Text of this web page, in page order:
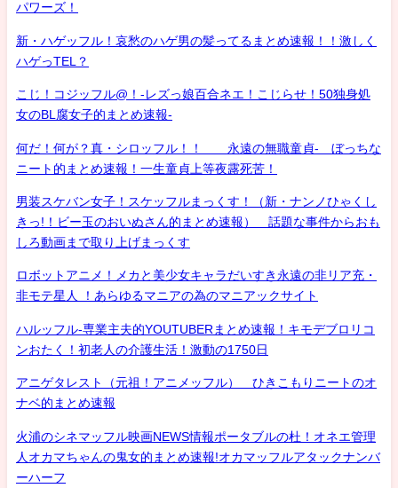
パワーズ！
新・ハゲッフル！哀愁のハゲ男の髪ってるまとめ速報！！激しく
ハゲっTEL？
こじ！コジッフル@！-レズっ娘百合ネエ！こじらせ！50独身処
女のBL腐女子的まとめ速報-
何だ！何が？真・シロッフル！！ 永遠の無職童貞- ぼっちな
ニート的まとめ速報！一生童貞上等夜露死苦！
男装スケバン女子！スケッフルまっくす！（新・ナンノひゃくし
きっ!！ビー玉のおいぬさん的まとめ速報） 話題な事件からおも
しろ動画まで取り上げまっくす
ロボットアニメ！メカと美少女キャラだいすき永遠の非リア充・
非モテ星人 ！あらゆるマニアの為のマニアックサイト
ハルッフル-専業主夫的YOUTUBERまとめ速報！キモデブロリコ
ンおたく！初老人の介護生活！激動の1750日
アニゲタレスト（元祖！アニメッフル） ひきこもりニートのオ
ナベ的まとめ速報
火浦のシネマッフル映画NEWS情報ポータブルの杜！オネエ管理
人オカマちゃんの鬼女的まとめ速報!オカマッフルアタックナンバ
ーハーフ